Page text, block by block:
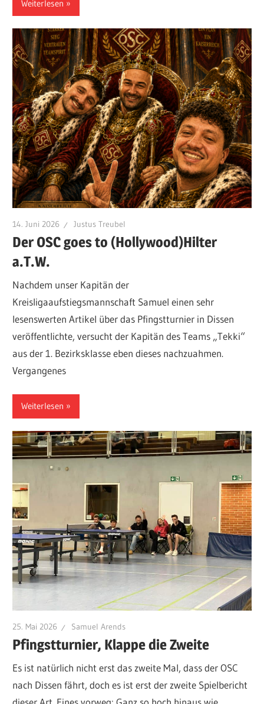
Weiterlesen
14. Juni 2026 Justus Treubel
Der OSC goes to (Hollywood)Hilter
a.T.W.
Nachdem unser Kapitän der
Kreisligaaufstiegsmannschaft Samuel einen sehr
lesenswerten Artikel über das Pfingstturnier in Dissen
veröffentlichte, versucht der Kapitän des Teams „Tekki“
aus der 1. Bezirksklasse eben dieses nachzuahmen.
Vergangenes
Weiterlesen
25. Mai 2026 Samuel Arends
Pfingstturnier, Klappe die Zweite
Es ist natürlich nicht erst das zweite Mal, dass der OSC
nach Dissen fährt, doch es ist erst der zweite Spielbericht